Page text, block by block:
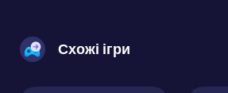
Схожі ігри